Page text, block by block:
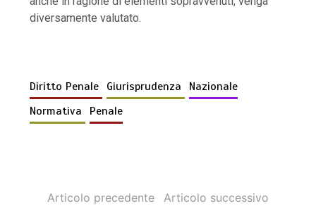
diversamente valutato.
Diritto Penale Giurisprudenza
Nazionale
Normativa
Penale
Articolo precedente Articolo successivo